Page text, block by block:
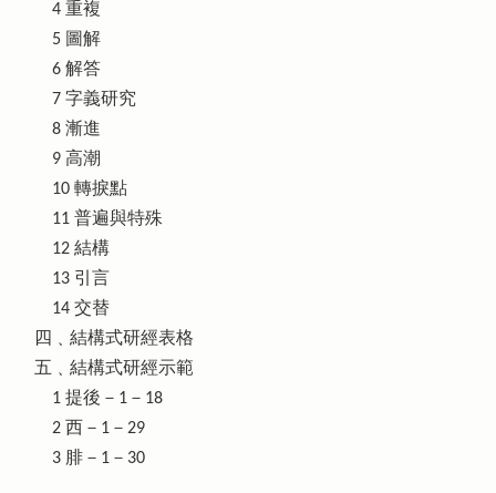
4 重複
5 圖解
6 解答
7 字義研究
8 漸進
9 高潮
10 轉捩點
11 普遍與特殊
12 結構
13 引言
14 交替
四﹑結構式研經表格
五﹑結構式研經示範
1 提後－1－18
2 西－1－29
3 腓－1－30